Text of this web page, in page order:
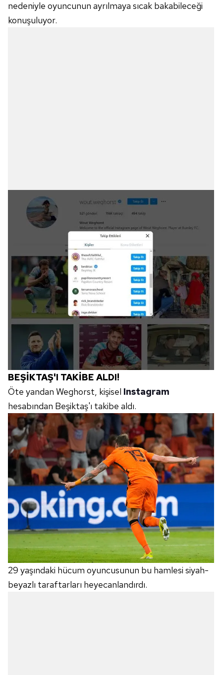
nedeniyle oyuncunun ayrılmaya sıcak bakabileceği
konuşuluyor.
BEŞİKTAŞ'I TAKİBE ALDI!
Öte yandan Weghorst, kişisel Instagram
hesabından Beşiktaş'ı takibe aldı.
29 yaşındaki hücum oyuncusunun bu hamlesi siyah-
beyazlı taraftarları heyecanlandırdı.